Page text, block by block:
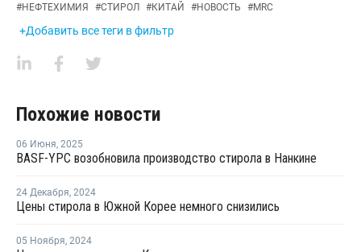
#НЕФТЕХИМИЯ #СТИРОЛ #КИТАЙ #НОВОСТЬ #MRC
+Добавить все теги в фильтр
Похожие новости
06 Июня, 2025
BASF-YPC возобновила производство стирола в Нанкине
24 Декабря, 2024
Цены стирола в Южной Корее немного снизились
05 Ноября, 2024